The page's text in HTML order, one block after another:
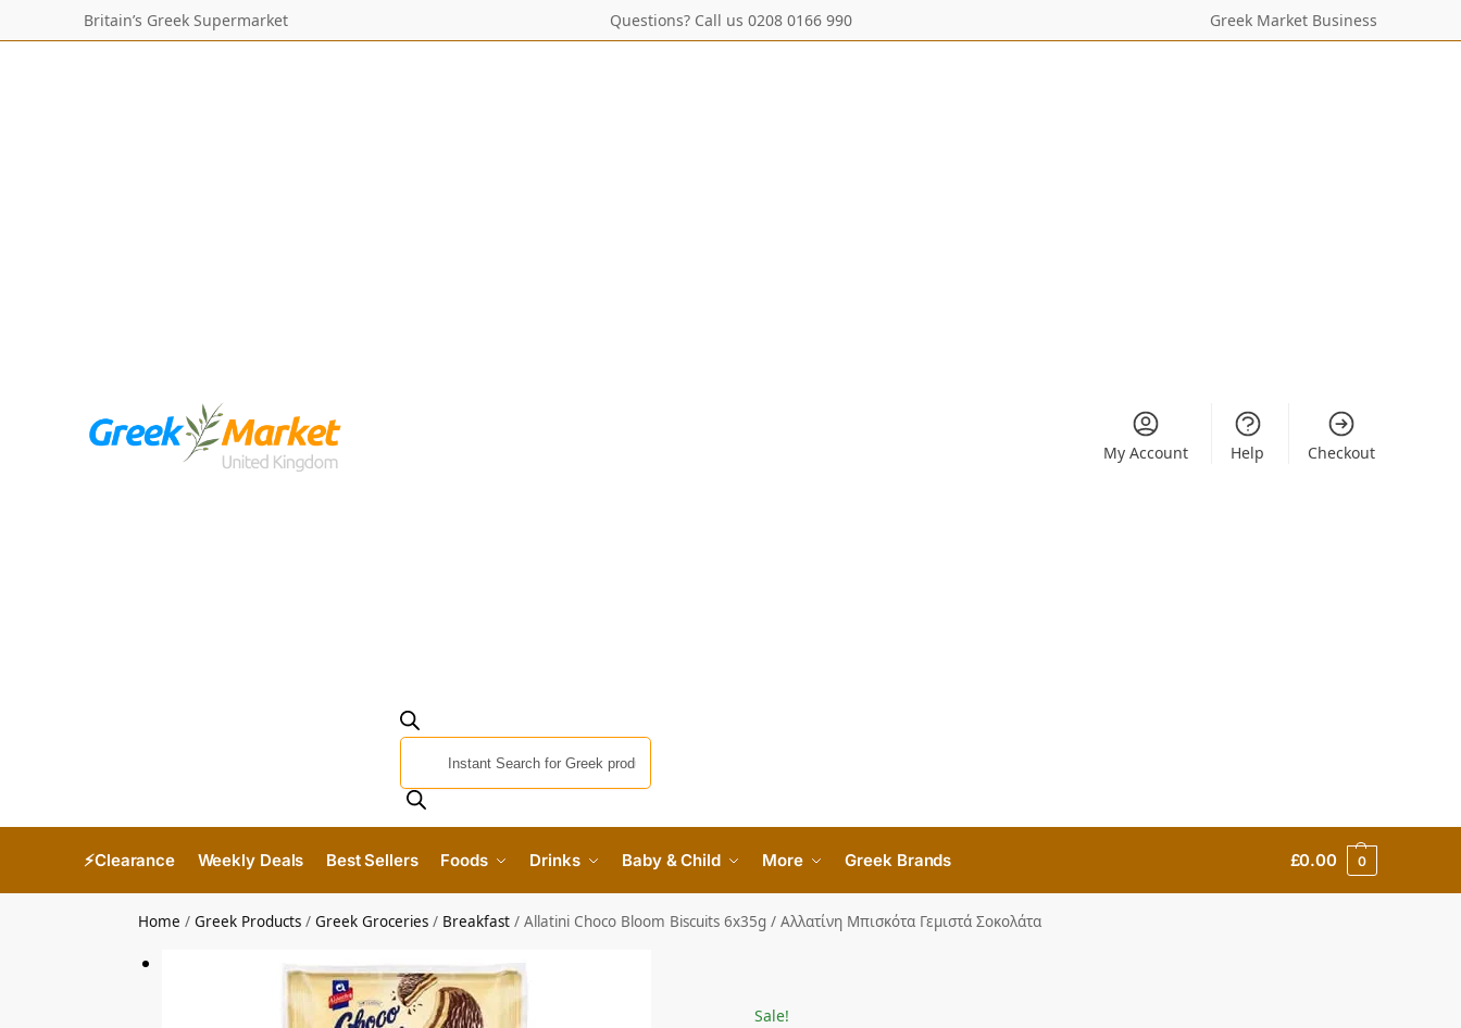
Britain’s Greek Supermarket Questions? Call us 0208 0166 990 Greek Market Business
My Account Help Checkout
⚡Clearance Weekly Deals Best Sellers Foods Drinks Baby & Child More Greek Brands £0.00 0
Home /Greek Products /Greek Groceries / Breakfast /Allatini Choco Bloom Biscuits 6x35g / Αλλατίνη Μπισκότα Γεμιστά Σοκολάτα
Sale!